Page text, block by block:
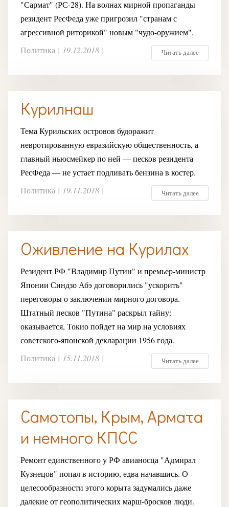
"Сармат" (РС-28). На волнах мирной пропаганды
резидент РесФеда уже пригрозил "странам с
агрессивной риторикой" новым "чудо-оружием".
Читать далее
Политика | 19.12.2018 |
Курилнаш
Тема Курильских островов будоражит
невротированную евразийскую общественность, а
главный ньюсмейкер по ней — песков резидента
РесФеда — не устает подливать бензина в костер.
Читать далее
Политика | 19.11.2018 |
Оживление на Курилах
Резидент РФ "Владимир Путин" и премьер-министр
Японии Синдзо Абэ договорились "ускорить"
переговоры о заключении мирного договора.
Штатный песков "Путина" раскрыл тайну:
оказывается, Токио пойдет на мир на условиях
советского-японской декларации 1956 года.
Читать далее
Политика | 15.11.2018 |
Самотопы, Крым, Армата
и немного КПСС
Ремонт единственного у РФ авианосца "Адмирал
Кузнецов" попал в историю, едва начавшись. О
целесообразности этого корыта задумались даже
далекие от геополитических марш-бросков люди.